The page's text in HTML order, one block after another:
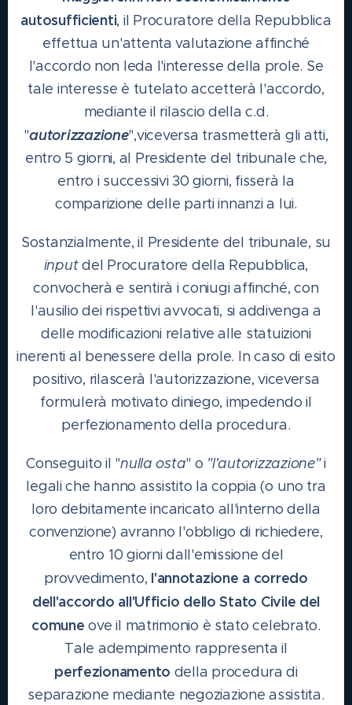
autosufficienti, il Procuratore della Repubblica
effettua un'attenta valutazione affinché
l'accordo non leda l'interesse della prole. Se
tale interesse è tutelato accetterà l'accordo,
mediante il rilascio della c.d.
"autorizzazione",viceversa trasmetterà gli atti,
entro 5 giorni, al Presidente del tribunale che,
entro i successivi 30 giorni, fisserà la
comparizione delle parti innanzi a lui.
Sostanzialmente, il Presidente del tribunale, su
inputdel Procuratore della Repubblica,
convocherà e sentirà i coniugi affinché, con
l'ausilio dei rispettivi avvocati, si addivenga a
delle modificazioni relative alle statuizioni
inerenti al benessere della prole. In caso di esito
positivo, rilascerà l'autorizzazione, viceversa
formulerà motivato diniego, impedendo il
perfezionamento della procedura.
Conseguito il "nulla osta" o "l'autorizzazione"i
legali che hanno assistito la coppia (o uno tra
loro debitamente incaricato all'interno della
convenzione) avranno l'obbligo di richiedere,
entro 10 giorni dall'emissione del
provvedimento, l'annotazione a corredo
dell'accordo all'Ufficio dello Stato Civile del
comuneove il matrimonio è stato celebrato.
Tale adempimento rappresenta il
perfezionamento della procedura di
separazione mediante negoziazione assistita.